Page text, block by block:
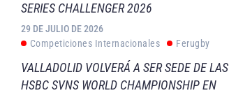
SERIES CHALLENGER 2026
29 DE JULIO DE 2026
Competiciones Internacionales
Ferugby
VALLADOLID VOLVERÁ A SER SEDE DE LAS
HSBC SVNS WORLD CHAMPIONSHIP EN